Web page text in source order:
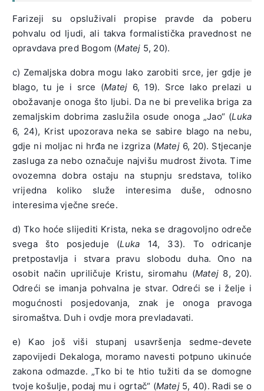
Farizeji su opsluživali propise pravde da poberu
pohvalu od ljudi, ali takva formalistička pravednost ne
opravdava pred Bogom (Matej 5, 20).
c) Zemaljska dobra mogu lako zarobiti srce, jer gdje je
blago, tu je i srce (Matej 6, 19). Srce lako prelazi u
obožavanje onoga što ljubi. Da ne bi prevelika briga za
zemaljskim dobrima zaslužila osude onoga „Jao“ (Luka
6, 24), Krist upozorava neka se sabire blago na nebu,
gdje ni moljac ni hrđa ne izgriza (Matej6, 20). Stjecanje
zasluga za nebo označuje najvišu mudrost života. Time
ovozemna dobra ostaju na stupnju sredstava, toliko
vrijedna koliko služe interesima duše, odnosno
interesima vječne sreće.
d) Tko hoće slijediti Krista, neka se dragovoljno odreče
svega što posjeduje (Luka 14, 33). To odricanje
pretpostavlja i stvara pravu slobodu duha. Ono na
osobit način upriličuje Kristu, siromahu (Matej 8, 20).
Odreći se imanja pohvalna je stvar. Odreći se i želje i
mogućnosti posjedovanja, znak je onoga pravoga
siromaštva. Duh i ovdje mora prevladavati.
e) Kao još viši stupanj usavršenja sedme-devete
zapovijedi Dekaloga, moramo navesti potpuno ukinuće
zakona odmazde. „Tko bi te htio tužiti da se domogne
tvoje košulje, podaj mu i ogrtač“ (Matej5, 40). Radi se o